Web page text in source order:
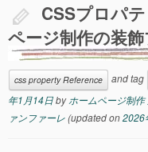
CSSプロパ
ページ制作の装
css property Reference and tag
年1月14日byホームページ制
ァンファーレ(updated on2026